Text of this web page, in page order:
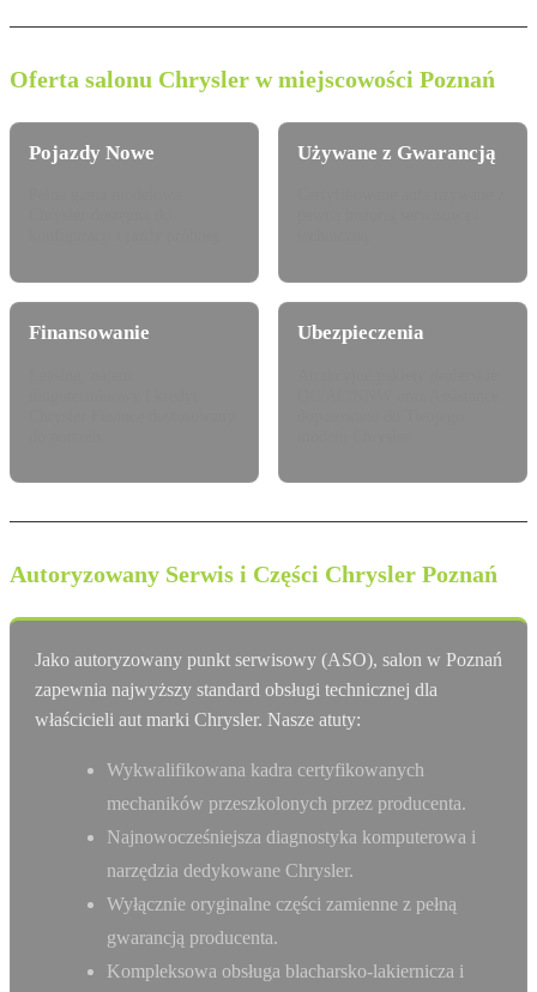
Oferta salonu Chrysler w miejscowości Poznań
Pojazdy Nowe Używane z Gwarancją
Finansowanie Ubezpieczenia
Autoryzowany Serwis i Części Chrysler Poznań
Jako autoryzowany punkt serwisowy (ASO), salon w Poznań
zapewnia najwyższy standard obsługi technicznej dla
właścicieli aut marki Chrysler. Nasze atuty:
Wykwalifikowana kadra certyfikowanych
mechaników przeszkolonych przez producenta.
Najnowocześniejsza diagnostyka komputerowa i
narzędzia dedykowane Chrysler.
Wyłącznie oryginalne części zamienne z pełną
gwarancją producenta.
Kompleksowa obsługa blacharsko-lakiernicza i